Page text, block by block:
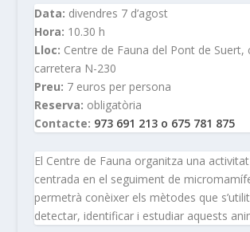
Data: divendres 7 d’agost
Hora: 10.30 h
Lloc: Centre de Fauna del Pont de Suert,
carretera N-230
Preu: 7 euros per persona
Reserva: obligatòria
Contacte: 973 691 213 o 675 781 875
El Centre de Fauna organitza una
centrada en el seguiment de
permetrà conèixer els mètodes que
detectar, identificar i estudiar aquests